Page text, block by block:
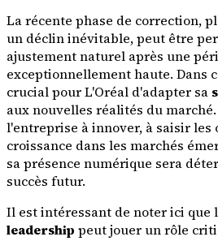
La récente phase de correction,
un déclin inévitable, peut être
ajustement naturel après une
exceptionnellement haute. Dans
crucial pour L'Oréal d'adapter sa
aux nouvelles réalités du
l'entreprise à innover, à saisir les
croissance dans les marchés
sa présence numérique sera
succès futur.
Il est intéressant de noter ici que
leadership peut jouer un rôle